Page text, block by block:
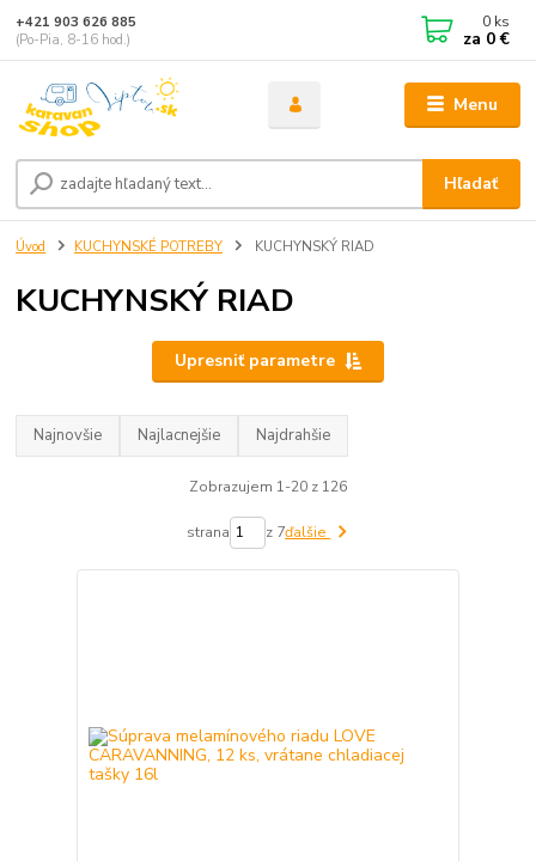
Menu
Hľadať
+421 903 626 885
(Po-Pia, 8-16 hod.)
0 ks
za 0 €
Úvod KUCHYNSKÉ POTREBY KUCHYNSKÝ RIAD
KUCHYNSKÝ RIAD
Upresniť parametre
Najnovšie Najlacnejšie Najdrahšie
Zobrazujem 1-20 z 126
strana z 7ďalšie